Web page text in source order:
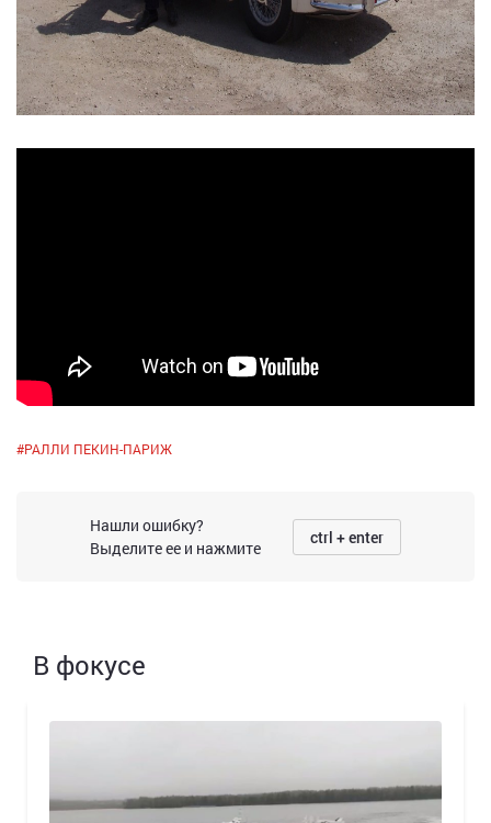
#РАЛЛИ ПЕКИН-ПАРИЖ
Нашли ошибку?
Выделите ее и нажмите
ctrl + enter
В фокусе